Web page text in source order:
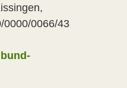
0000/0066/43